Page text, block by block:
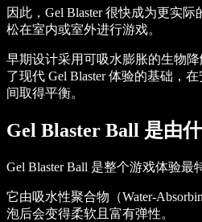
因此，Gel Blaster 很快成为更实
松在室内或室外进行游戏。
早期设计采用可吸水膨胀的生物
了现代 Gel Blaster 体验的基础，
间取得平衡。
Gel Blaster Ball 是由
Gel Blaster Ball 是整个游戏体验最
它由吸水性聚合物（Water-
泡后会变得柔软且富有弹性。